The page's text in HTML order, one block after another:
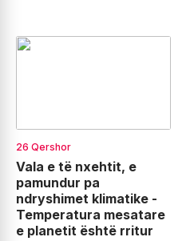
26 Qershor
Vala e të nxehtit, e
pamundur pa
ndryshimet klimatike -
Temperatura mesatare
e planetit është rritur